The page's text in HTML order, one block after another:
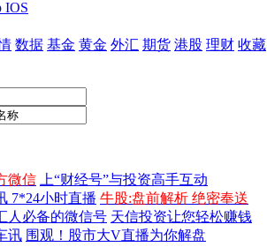
IOS
数据 基金 黄金 外汇 期货 港股 理财 收藏
微信
上“财经号”与投资高手互动
7*24小时直播 牛股:盘前解析 绝密奉送
人必备的微信号 天信投资让您轻松赚钱
讯 围观！股市大V直播为你解盘